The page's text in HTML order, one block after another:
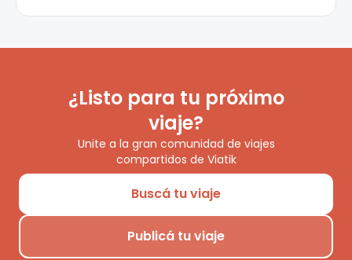
¿Listo para tu próximo
viaje?
Unite a la gran comunidad de viajes
compartidos de Viatik
Buscá tu viaje
Publicá tu viaje